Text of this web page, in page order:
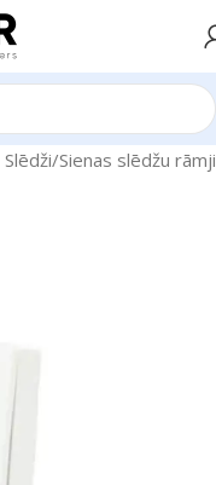
/Sienas slēdžu rāmji